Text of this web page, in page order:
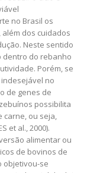
no Brasil os
além dos cuidados
Neste sentido
dentro do rebanho
Porém, se
no
de genes de
possibilita
carne, ou seja,
et al., 2000).
alimentar ou
de bovinos de
objetivou-se